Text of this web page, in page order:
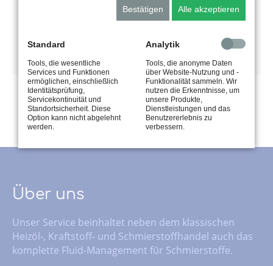
Handhabung
gewährleistet ist.
Physiologisch
unbedenklich.
Über uns
Unser Service beinhaltet neben dem klassischen
Heizöl-, Kraftstoff- und Schmierstoffhandel auch das
komplette Fluid-Management für Schmierstoffe.
Bestätigen Alle akzeptieren
Standard
Tools, die wesentliche
Services und Funktionen
ermöglichen, einschließlich
Identitätsprüfung,
Servicekontinuität und
Standortsicherheit. Diese
Option kann nicht abgelehnt
werden.
Analytik
Tools, die anonyme Daten
über Website-Nutzung und -
Funktionalität sammeln. Wir
nutzen die Erkenntnisse, um
unsere Produkte,
Dienstleistungen und das
Benutzererlebnis zu
verbessern.